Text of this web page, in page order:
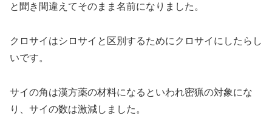
と聞き間違えてそのまま名前になりました。
クロサイはシロサイと区別するためにクロサイにしたらし
いです。
サイの角は漢方薬の材料になるといわれ密猟の対象にな
り、サイの数は激減しました。